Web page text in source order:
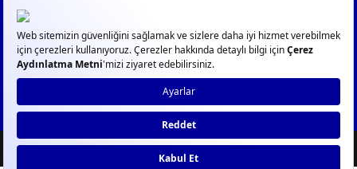
© 2023GPN- Tüm Hakları Saklıdır